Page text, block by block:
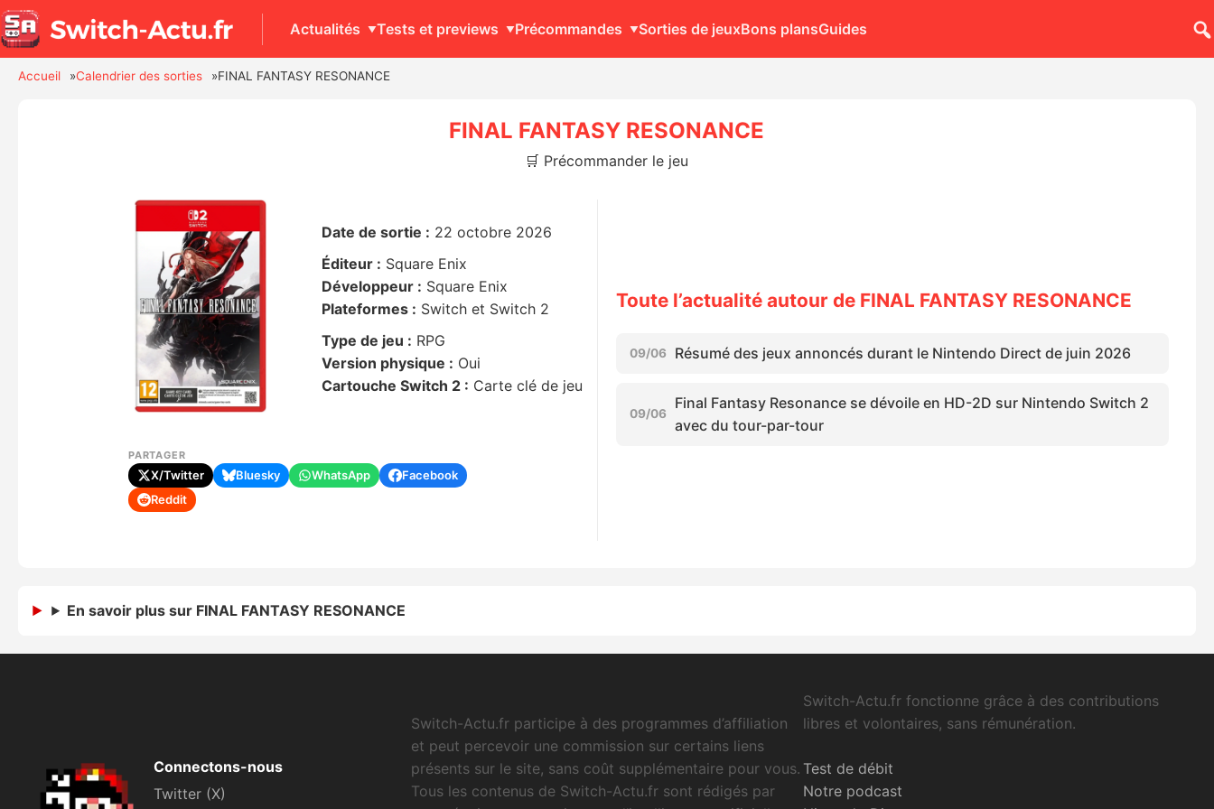
Actualités Tests et previews Précommandes Sorties de jeuxBons plansGuides
Accueil Calendrier des sorties FINAL FANTASY RESONANCE
FINAL FANTASY RESONANCE
🛒 Précommander le jeu
Date de sortie : 22 octobre 2026
Éditeur : Square Enix
Développeur : Square Enix
Plateformes : Switch et Switch 2
Type de jeu : RPG
Version physique : Oui
Cartouche Switch 2 : Carte clé de jeu
PARTAGER
X/Twitter Bluesky WhatsApp
Facebook
Reddit
Toute l’actualité autour de FINAL FANTASY RESONANCE
09/06 Résumé des jeux annoncés durant le Nintendo Direct de juin 2026
09/06
Final Fantasy Resonance se dévoile en HD-2D sur Nintendo Switch 2
avec du tour-par-tour
En savoir plus sur FINAL FANTASY RESONANCE
Connectons-nous
Twitter (X)
Switch-Actu.fr participe à des programmes d’affiliation
et peut percevoir une commission sur certains liens
présents sur le site, sans coût supplémentaire pour vous.
Tous les contenus de Switch-Actu.fr sont rédigés par
Switch-Actu.fr fonctionne grâce à des contributions
libres et volontaires, sans rémunération.
Test de débit
Notre podcast